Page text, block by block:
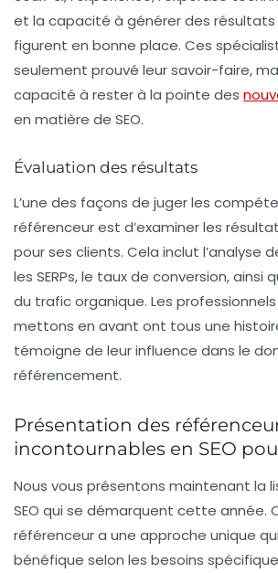
et la capacité à générer des
figurent en bonne place. Ces
seulement prouvé leur savoir-faire,
capacité à rester à la pointe des
en matière de SEO.
Évaluation des résultats
L’une des façons de juger les
référenceur est d’examiner les
pour ses clients. Cela inclut l’analyse
les SERPs, le taux de conversion, ainsi
du trafic organique. Les
mettons en avant ont tous une
témoigne de leur influence dans le
référencement.
Présentation des
incontournables en SEO
Nous vous présentons maintenant la
SEO qui se démarquent cette année.
référenceur a une approche unique
bénéfique selon les besoins